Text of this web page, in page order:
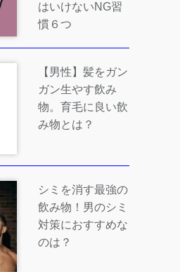
はいけないNG習
慣６つ
【男性】髪をガン
ガン生やす飲み
物。育毛に良い飲
み物とは？
シミを消す最強の
飲み物！男のシミ
対策におすすめな
のは？